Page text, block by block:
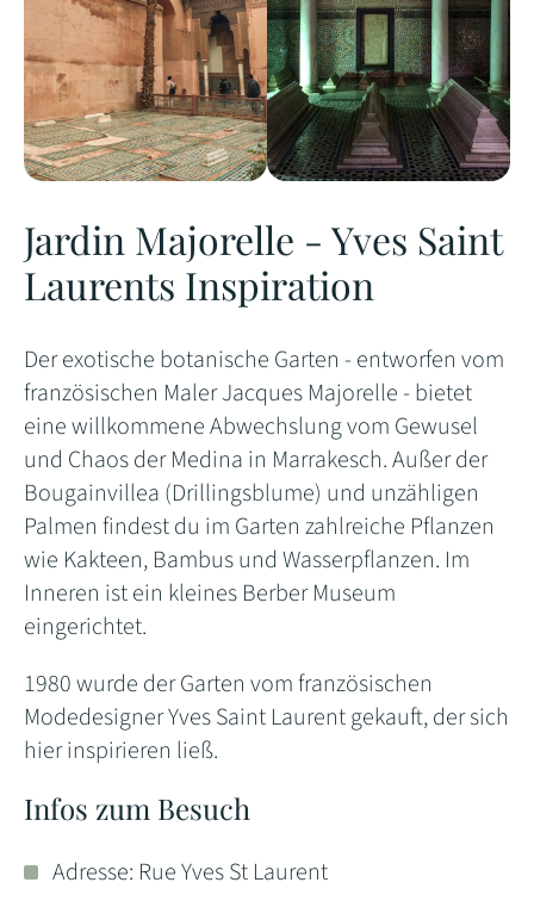
Jardin Majorelle - Yves Saint
Laurents Inspiration
Der exotische botanische Garten - entworfen vom
französischen Maler Jacques Majorelle - bietet
eine willkommene Abwechslung vom Gewusel
und Chaos der Medina in Marrakesch. Außer der
Bougainvillea (Drillingsblume) und unzähligen
Palmen findest du im Garten zahlreiche Pflanzen
wie Kakteen, Bambus und Wasserpflanzen. Im
Inneren ist ein kleines Berber Museum
eingerichtet.
1980 wurde der Garten vom französischen
Modedesigner Yves Saint Laurent gekauft, der sich
hier inspirieren ließ.
Infos zum Besuch
Adresse: Rue Yves St Laurent